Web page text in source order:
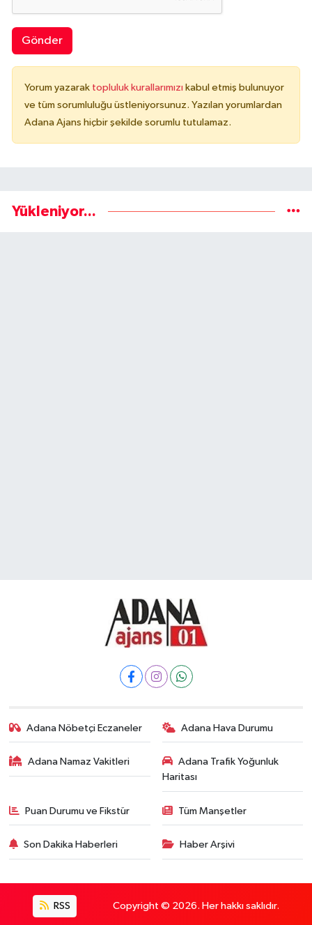
Gönder
Yorum yazarak topluluk kurallarımızı kabul etmiş bulunuyor
ve tüm sorumluluğu üstleniyorsunuz. Yazılan yorumlardan
Adana Ajans hiçbir şekilde sorumlu tutulamaz.
Yükleniyor...
Adana Nöbetçi Eczaneler Adana Hava Durumu
Adana Namaz Vakitleri
Adana Trafik Yoğunluk
Haritası
Puan Durumu ve Fikstür Tüm Manşetler
Son Dakika Haberleri Haber Arşivi
RSS Copyright © 2026. Her hakkı saklıdır.